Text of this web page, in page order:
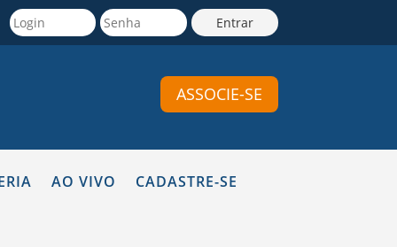
ASSOCIE-SE
AO VIVO CADASTRE-SE